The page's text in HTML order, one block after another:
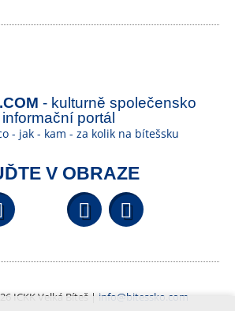
- kulturně společensko
informační portál
- jak - kam - za kolik na bítešsku
V OBRAZE
Facebook YouTube
ICKK Velká Bíteš | info@bitessko.com